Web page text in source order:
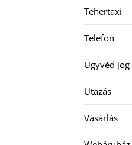
Tehertaxi
Telefon
Ügyvéd jog
Utazás
Vásárlás